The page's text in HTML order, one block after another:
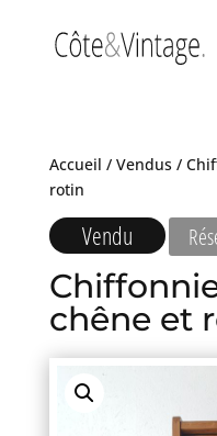
Accueil / Vendus/
rotin
Vendu
chêne et